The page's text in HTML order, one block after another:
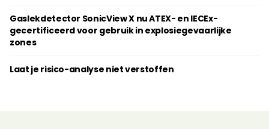
Gaslekdetector SonicView X nu ATEX- en IECEx-
gecertificeerd voor gebruik in explosiegevaarlijke
zones
Laat je risico-analyse niet verstoffen